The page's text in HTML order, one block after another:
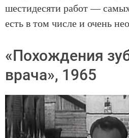
шестидесяти работ —
есть в том числе и очень
«Похождения
врача», 1965